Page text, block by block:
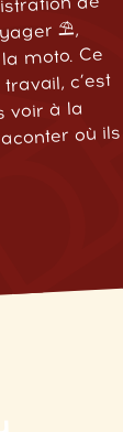
de
⛱️,
moto. Ce
c’est
voir à la
où ils